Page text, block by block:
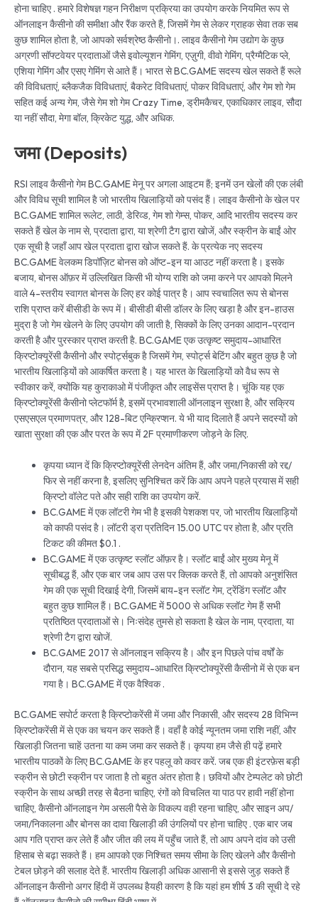
होना चाहिए . हमारे विशेषज्ञ गहन निरीक्षण प्रक्रिया का उपयोग करके नियमित रूप से
ऑनलाइन कैसीनो की समीक्षा और रैंक करते हैं, जिसमें गेम से लेकर ग्राहक सेवा तक सब
कुछ शामिल होता है, जो आपको सर्वश्रेष्ठ कैसीनो।. लाइव कैसीनो गेम उद्योग के कुछ
अग्रणी सॉफ्टवेयर प्रदाताओं जैसे इवोल्यूशन गेमिंग, एज़ुगी, वीवो गेमिंग, प्रैग्मैटिक प्ले,
एशिया गेमिंग और एसए गेमिंग से आते हैं। भारत से BC.GAME सदस्य खेल सकते हैं रूले
की विविधताएं, ब्लैकजैक विविधताएं, बैकरेट विविधताएं, पोकर विविधताएं, और गेम शो गेम
सहित कई अन्य गेम, जैसे गेम शो गेम Crazy Time, ड्रीमकैचर, एकाधिकार लाइव, सौदा
या नहीं सौदा, मेगा बॉल, क्रिकेट युद्ध, और अधिक.
जमा (Deposits)
RSI लाइव कैसीनो गेम BC.GAME मेनू पर अगला आइटम हैं; इनमें उन खेलों की एक लंबी
और विविध सूची शामिल है जो भारतीय खिलाड़ियों को पसंद हैं। लाइव कैसीनो के खेल पर
BC.GAME शामिल रूलेट, लाठी, डेरिव्ड, गेम शो गेम्स, पोकर, आदि भारतीय सदस्य कर
सकते हैं खेल के नाम से, प्रदाता द्वारा, या श्रेणी टैग द्वारा खोजें, और स्क्रीन के बाईं ओर
एक सूची है जहाँ आप खेल प्रदाता द्वारा खोज सकते हैं. के प्रत्येक नए सदस्य
BC.GAME वेलकम डिपॉज़िट बोनस को ऑप्ट-इन या आउट नहीं करता है। इसके
बजाय, बोनस ऑफ़र में उल्लिखित किसी भी योग्य राशि को जमा करने पर आपको मिलने
वाले 4-स्तरीय स्वागत बोनस के लिए हर कोई पात्र है। आप स्वचालित रूप से बोनस
राशि प्राप्त करें बीसीडी के रूप में। बीसीडी बीसी डॉलर के लिए खड़ा है और इन-हाउस
मुद्रा है जो गेम खेलने के लिए उपयोग की जाती है, सिक्कों के लिए उनका आदान-प्रदान
करती है और पुरस्कार प्राप्त करती है. BC.GAME एक उत्कृष्ट समुदाय-आधारित
क्रिप्टोक्यूरेंसी कैसीनो और स्पोर्ट्सबुक है जिसमें गेम, स्पोर्ट्स बेटिंग और बहुत कुछ है जो
भारतीय खिलाड़ियों को आकर्षित करता है। यह भारत के खिलाड़ियों को वैध रूप से
स्वीकार करें, क्योंकि यह कुराकाओ में पंजीकृत और लाइसेंस प्राप्त है। चूंकि यह एक
क्रिप्टोक्यूरेंसी कैसीनो प्लेटफॉर्म है, इसमें प्रभावशाली ऑनलाइन सुरक्षा है, और सक्रिय
एसएसएल प्रमाणपत्र, और 128-बिट एन्क्रिप्शन. ये भी याद दिलाते हैं अपने सदस्यों को
खाता सुरक्षा की एक और परत के रूप में 2F प्रमाणीकरण जोड़ने के लिए.
कृपया ध्यान दें कि क्रिप्टोक्यूरेंसी लेनदेन अंतिम हैं, और जमा/निकासी को रद्द/
फिर से नहीं करना है, इसलिए सुनिश्चित करें कि आप अपने पहले प्रयास में सही
क्रिप्टो वॉलेट पते और सही राशि का उपयोग करें.
BC.GAME में एक लॉटरी गेम भी है इसकी पेशकश पर, जो भारतीय खिलाड़ियों
को काफी पसंद है। लॉटरी ड्रा प्रतिदिन 15.00 UTC पर होता है, और प्रति
टिकट की कीमत $0.1 .
BC.GAME में एक उत्कृष्ट स्लॉट ऑफ़र है। स्लॉट बाईं ओर मुख्य मेनू में
सूचीबद्ध हैं, और एक बार जब आप उस पर क्लिक करते हैं, तो आपको अनुशंसित
गेम की एक सूची दिखाई देगी, जिसमें बाय-इन स्लॉट गेम, ट्रेंडिंग स्लॉट और
बहुत कुछ शामिल हैं। BC.GAME में 5000 से अधिक स्लॉट गेम हैं सभी
प्रतिष्ठित प्रदाताओं से। निःसंदेह तुमसे हो सकता है खेल के नाम, प्रदाता, या
श्रेणी टैग द्वारा खोजें.
BC.GAME 2017 से ऑनलाइन सक्रिय है। और इन पिछले पांच वर्षों के
दौरान, यह सबसे प्रसिद्ध समुदाय-आधारित क्रिप्टोक्यूरेंसी कैसीनो में से एक बन
गया है। BC.GAME में एक वैश्विक .
BC.GAME सपोर्ट करता है क्रिप्टोकरेंसी में जमा और निकासी, और सदस्य 28 विभिन्न
क्रिप्टोकरेंसी में से एक का चयन कर सकते हैं। वहाँ है कोई न्यूनतम जमा राशि नहीं, और
खिलाड़ी जितना चाहें उतना या कम जमा कर सकते हैं। कृपया हम जैसे ही पढ़ें हमारे
भारतीय पाठकों के लिए BC.GAME के ​​हर पहलू को कवर करें. जब एक ही इंटरफ़ेस बड़ी
स्क्रीन से छोटी स्क्रीन पर जाता है तो बहुत अंतर होता है। छवियों और टेम्पलेट को छोटी
स्क्रीन के साथ अच्छी तरह से बैठना चाहिए, रंगों को विचलित या पाठ पर हावी नहीं होना
चाहिए, कैसीनो ऑनलाइन गेम असली पैसे के विकल्प वही रहना चाहिए, और साइन अप/
जमा/निकालना और बोनस का दावा खिलाड़ी की उंगलियों पर होना चाहिए . एक बार जब
आप गति प्राप्त कर लेते हैं और जीत की लय में पहुँच जाते हैं, तो आप अपने दांव को उसी
हिसाब से बढ़ा सकते हैं। हम आपको एक निश्चित समय सीमा के लिए खेलने और कैसीनो
टेबल छोड़ने की सलाह देते हैं. भारतीय खिलाड़ी अधिक आसानी से इससे जुड़ सकते हैं
ऑनलाइन कैसीनो अगर हिंदी में उपलब्ध हैयही कारण है कि यहां हम शीर्ष 3 की सूची दे रहे